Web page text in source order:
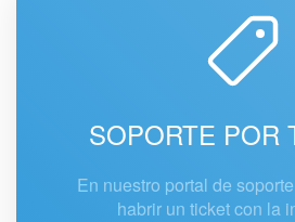
SOPORTE POR
En nuestro portal de
habrir un ticket con la